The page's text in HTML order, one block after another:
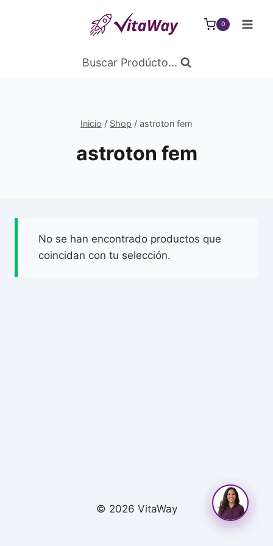
0
Buscar Prodúcto...
Inicio / Shop / astroton fem
astroton fem
No se han encontrado productos que
coincidan con tu selección.
© 2026 VitaWay